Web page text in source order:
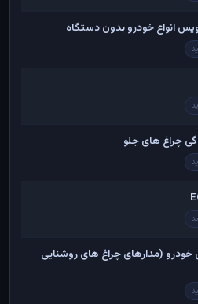
انواع خودرو بدون دستگاه
چراغ های جلو
(مدارهای چراغ های روشنایی